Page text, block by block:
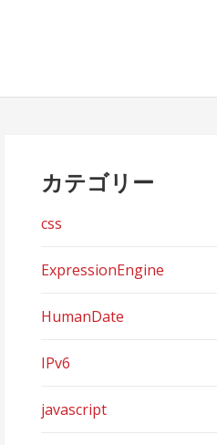
カテゴリー
css
ExpressionEngine
HumanDate
IPv6
javascript